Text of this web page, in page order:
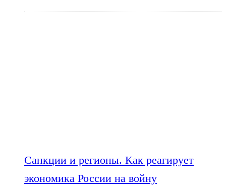
Санкции и регионы. Как реагирует
экономика России на войну